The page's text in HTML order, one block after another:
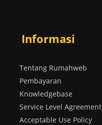
Informasi
Tentang Rumahweb
Pembayaran
Knowledgebase
Service Level Agreement
Acceptable Use Policy